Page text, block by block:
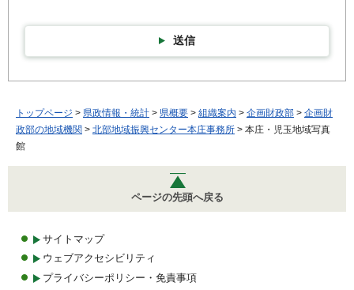
送信
トップページ > 県政情報・統計 > 県概要 > 組織案内 > 企画財政部 > 企画財
政部の地域機関 > 北部地域振興センター本庄事務所 > 本庄・児玉地域写真
館
ページの先頭へ戻る
サイトマップ
ウェブアクセシビリティ
プライバシーポリシー・免責事項